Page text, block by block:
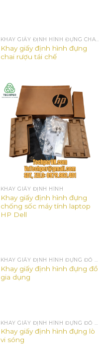
KHAY GIẤY ĐỊNH HÌNH ĐỰNG CHAI RƯỢU VANG
Khay giấy định hình đựng
chai rượu tái chế
KHAY GIẤY ĐỊNH HÌNH
Khay giấy định hình đựng
chống sốc máy tính laptop
HP Dell
KHAY GIẤY ĐỊNH HÌNH ĐỰNG ĐỒ ĐIỆN GIA DỤNG
Khay giấy định hình đựng đồ
gia dụng
Khay giấy định hình đựng lò
vi sóng